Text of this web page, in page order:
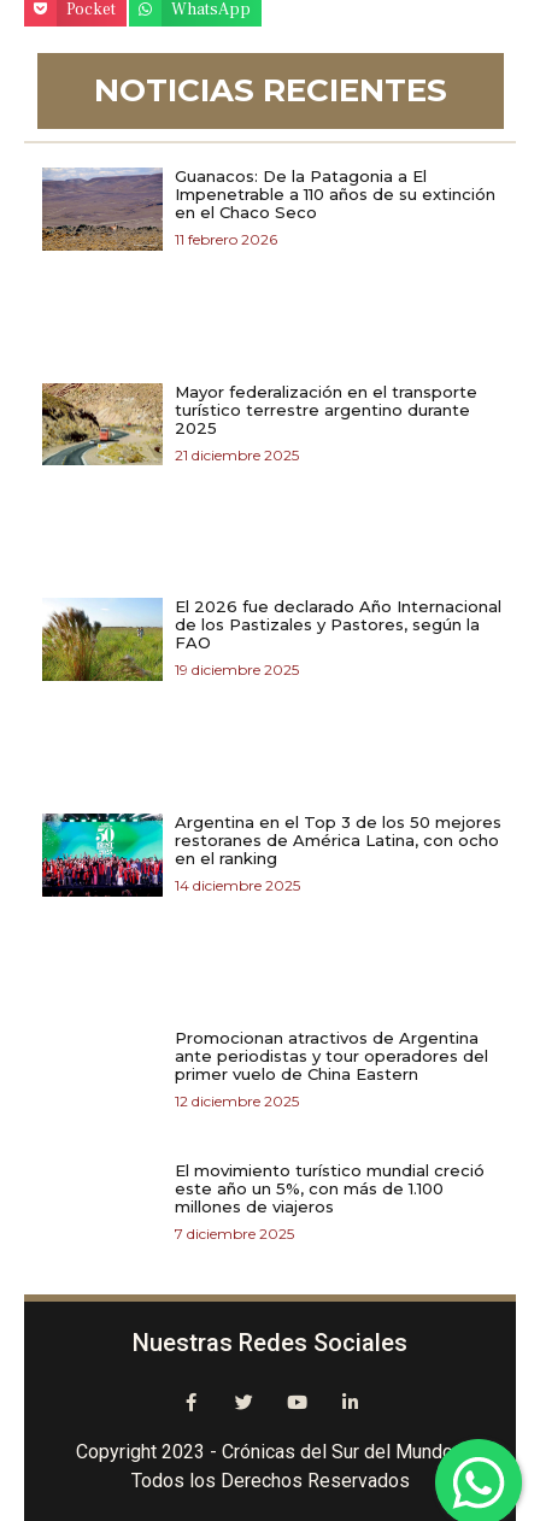
Pocket
WhatsApp
NOTICIAS RECIENTES
Guanacos: De la Patagonia a El
Impenetrable a 110 años de su extinción
en el Chaco Seco
11 febrero 2026
Mayor federalización en el transporte
turístico terrestre argentino durante
2025
21 diciembre 2025
El 2026 fue declarado Año Internacional
de los Pastizales y Pastores, según la
FAO
19 diciembre 2025
Argentina en el Top 3 de los 50 mejores
restoranes de América Latina, con ocho
en el ranking
14 diciembre 2025
Promocionan atractivos de Argentina
ante periodistas y tour operadores del
primer vuelo de China Eastern
12 diciembre 2025
El movimiento turístico mundial creció
este año un 5%, con más de 1.100
millones de viajeros
7 diciembre 2025
Nuestras Redes Sociales
Copyright 2023 - Crónicas del Sur del Mundo -
Todos los Derechos Reservados